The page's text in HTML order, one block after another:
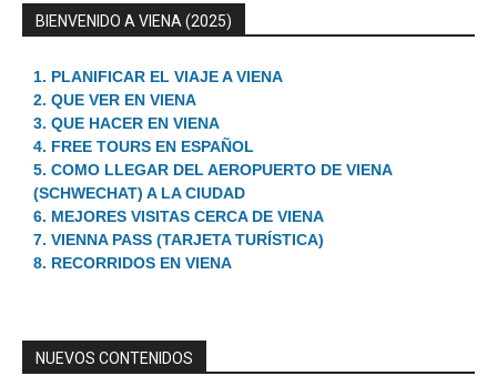
BIENVENIDO A VIENA (2025)
1. PLANIFICAR EL VIAJE A VIENA
2. QUE VER EN VIENA
3. QUE HACER EN VIENA
4. FREE TOURS EN ESPAÑOL
5. COMO LLEGAR DEL AEROPUERTO DE VIENA
(SCHWECHAT) A LA CIUDAD
6. MEJORES VISITAS CERCA DE VIENA
7. VIENNA PASS (TARJETA TURÍSTICA)
8. RECORRIDOS EN VIENA
NUEVOS CONTENIDOS